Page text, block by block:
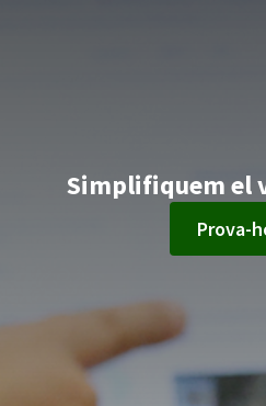
Simplifiquem el
Prova-